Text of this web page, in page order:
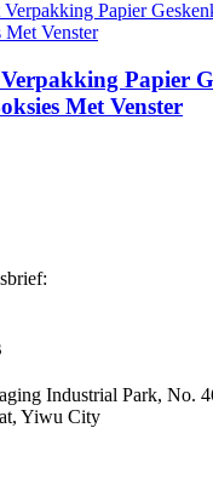
Papier
Met Venster
Industrial Park, No.
Yiwu City